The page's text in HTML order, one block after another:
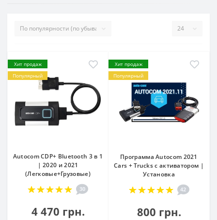
Хит продаж
Популярный
Autocom CDP+ Bluetooth 3 в 1
| 2020 и 2021
(Легковые+Грузовые)
30
4 470 грн.
Хит продаж
Популярный
Программа Autocom 2021
Cars + Trucks с активатором |
Установка
42
800 грн.